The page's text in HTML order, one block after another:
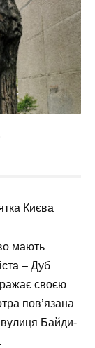
Києва
мають
– Дуб
своєю
пов’язана
вулиця Байди-